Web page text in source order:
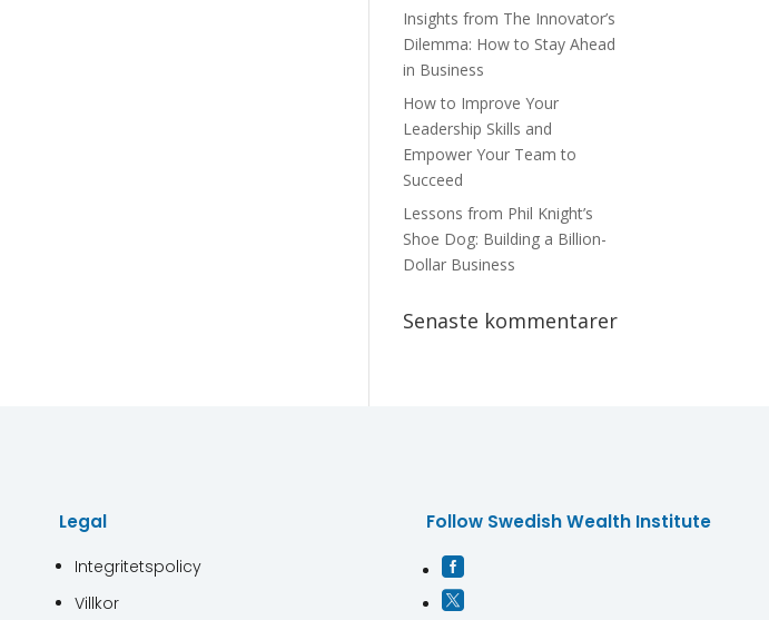
Insights from The Innovator’s
Dilemma: How to Stay Ahead
in Business
How to Improve Your
Leadership Skills and
Empower Your Team to
Succeed
Lessons from Phil Knight’s
Shoe Dog: Building a Billion-
Dollar Business
Senaste kommentarer
Legal
Integritetspolicy
Villkor
Follow Swedish Wealth Institute

